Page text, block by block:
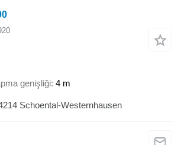
genişliği 4 m
Schoental-Westernhausen